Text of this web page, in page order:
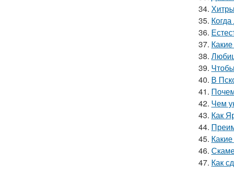
34.
35.
36.
37.
38.
39.
40. В
41.
42. Чем
43. Как
44.
45.
46.
47. Как